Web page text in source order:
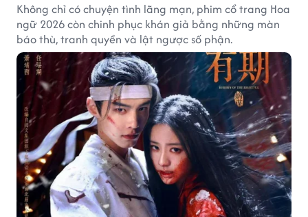
Không chỉ có chuyện tình lãng mạn, phim cổ trang Hoa
ngữ 2026 còn chinh phục khán giả bằng những màn
báo thù, tranh quyền và lật ngược số phận.